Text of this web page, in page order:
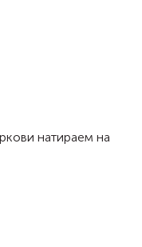
натираем на